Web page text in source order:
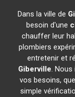
Dans la ville de
besoin d'une
chauffer leur
plombiers
entretenir et
Giberville. Nous
vos besoins,
simple